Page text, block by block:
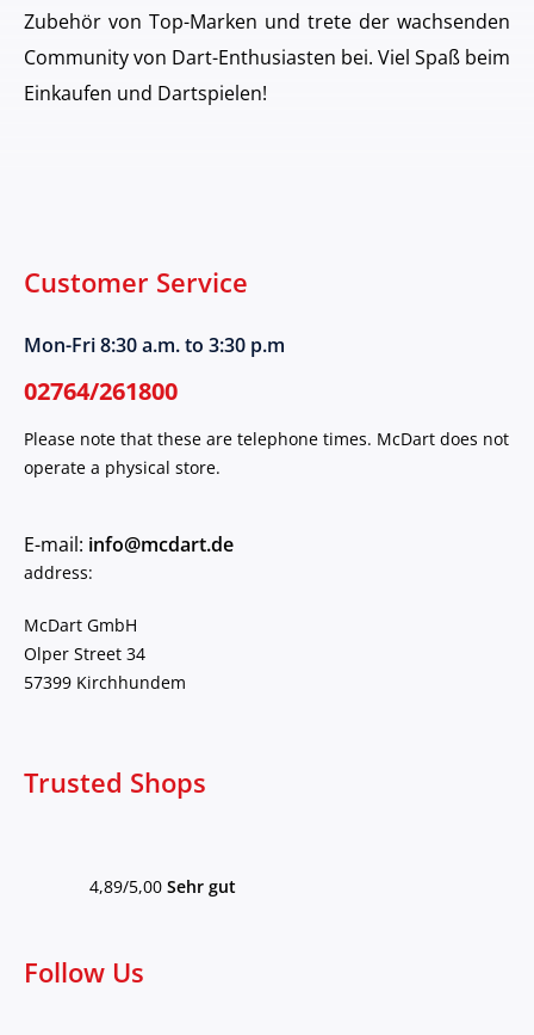
Zubehör von Top-Marken und trete der wachsenden
Community von Dart-Enthusiasten bei. Viel Spaß beim
Einkaufen und Dartspielen!
Customer Service
Mon-Fri 8:30 a.m. to 3:30 p.m
02764/261800
Please note that these are telephone times. McDart does not
operate a physical store.
E-mail: info@mcdart.de
address:
McDart GmbH
Olper Street 34
57399 Kirchhundem
Trusted Shops
4,89/5,00 Sehr gut
Follow Us